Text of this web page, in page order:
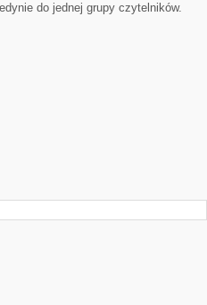
do jednej grupy czytelników.